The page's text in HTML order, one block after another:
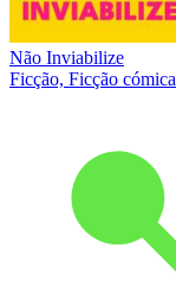
Não Inviabilize
Ficção, Ficção cómica